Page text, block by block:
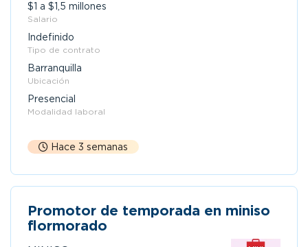
$1 a $1,5 millones
Salario
Indefinido
Tipo de contrato
Barranquilla
Ubicación
Presencial
Modalidad laboral
Hace 3 semanas
Promotor de temporada en miniso
flormorado